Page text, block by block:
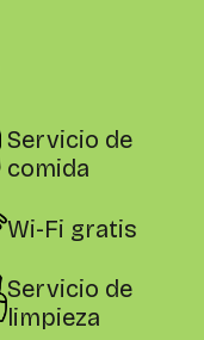
Servicio de
comida
Wi-Fi gratis
Servicio de
limpieza